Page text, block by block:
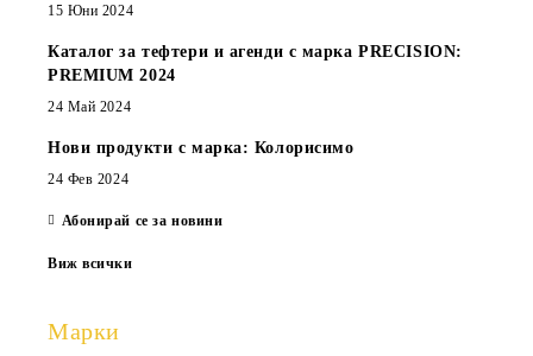
15 Юни 2024
Каталог за тефтери и агенди с марка PRECISION:
PREMIUM 2024
24 Май 2024
Нови продукти с марка: Колорисимо
24 Фев 2024
Абонирай се за новини
Виж всички
Марки